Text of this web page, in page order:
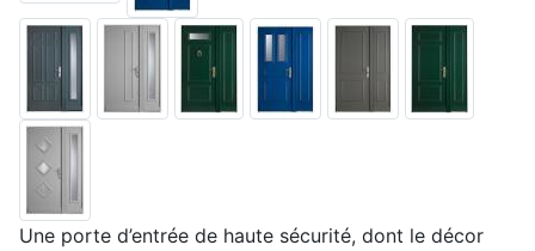
Une porte d’entrée de haute sécurité, dont le décor